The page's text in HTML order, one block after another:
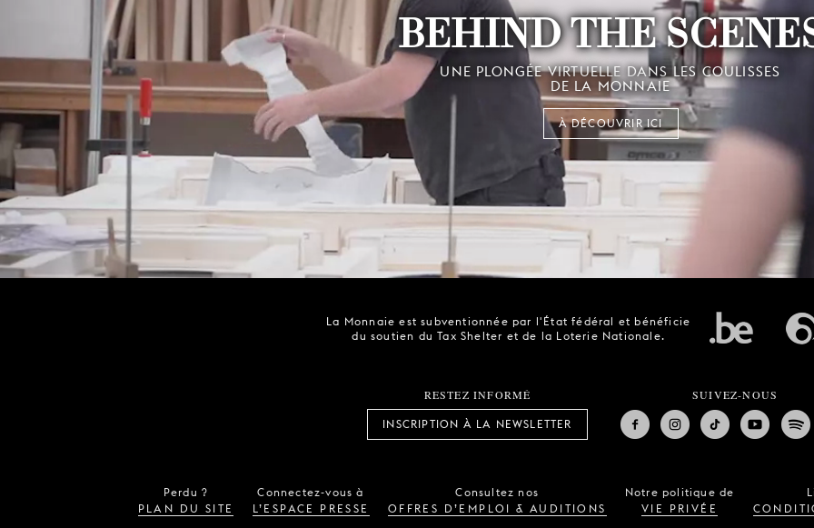
BEHIND THE
UNE PLONGÉE VIRTUELLE DANS LES COULISSES
DE LA MONNAIE
À DÉCOUVRIR ICI
La Monnaie est subventionnée par l'État fédéral et bénéficie
du soutien du Tax Shelter et de la Loterie Nationale.
RESTEZ INFORMÉ
INSCRIPTION À LA NEWSLETTER
SUIVEZ-NOUS
Perdu ?
PLAN DU SITE
Connectez-vous à
L’ESPACE PRESSE
Consultez nos
OFFRES D’EMPLOI & AUDITIONS
Notre politique de
VIE PRIVÉE